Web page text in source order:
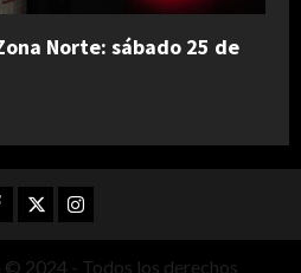
Norte: sábado 25 de
TwitterInstagram
2024 - Todos los derechos